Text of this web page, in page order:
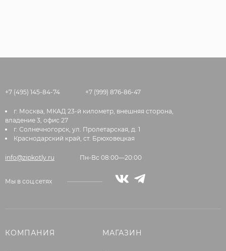
+7 (495) 145-84-74 +7 (999) 876-86-47
г. Москва, МКАД 23-й километр, внешняя сторона,
владение 3, офис 27
г. Солнечногорск, ул. Пролетарская, д. 1
Краснодарский край, ст. Брюховецкая
info@zipkotly.ru Пн-Вс 08:00—20:00
Мы в соц.сетях
КОМПАНИЯ МАГАЗИН